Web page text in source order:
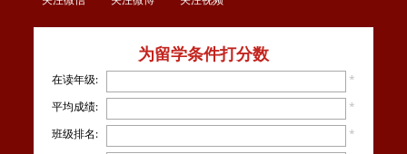
为留学条件打分数
在读年级:
*
平均成绩:
*
班级排名:
*